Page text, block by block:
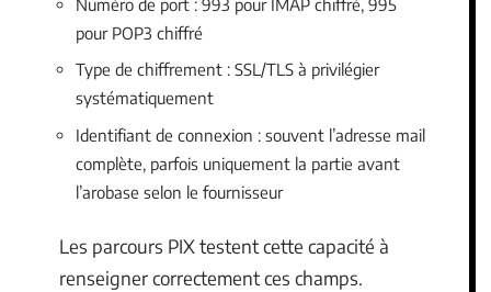
Numéro de port : 993 pour IMAP chiffré, 995
pour POP3 chiffré
Type de chiffrement : SSL/TLS à privilégier
systématiquement
Identifiant de connexion : souvent l’adresse mail
complète, parfois uniquement la partie avant
l’arobase selon le fournisseur
Les parcours PIX testent cette capacité à
renseigner correctement ces champs.